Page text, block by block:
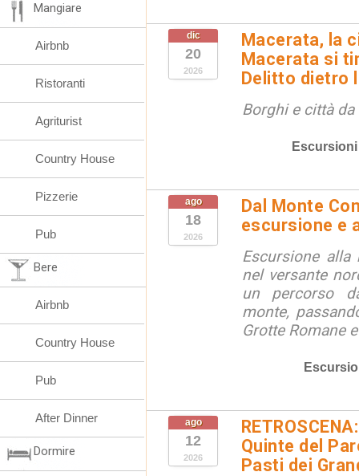
dic
20
2026
Macerata, la
Macerata si
Delitto dietro
Borghi e città
Escursioni
ago
18
2026
Dal Monte
escursione e
Escursione
nel versante
un percorso
monte,
Grotte Romane
ago
12
2026
Quinte del
Pasti dei
Mangiare
Airbnb
Ristoranti
Agriturist
Country House
Pizzerie
Pub
Bere
Airbnb
Country House
Pub
After Dinner
Dormire